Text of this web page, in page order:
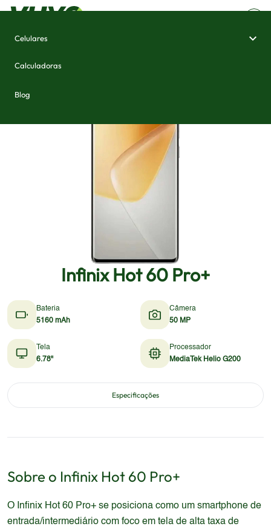
Celulares
Calculadoras
Blog
Infinix Hot 60 Pro+
Bateria
5160 mAh
Câmera
50 MP
Tela
6.78"
Processador
MediaTek Helio G200
Especificações
Sobre o Infinix Hot 60 Pro+
O Infinix Hot 60 Pro+ se posiciona como um smartphone de
entrada/intermediário com foco em tela de alta taxa de